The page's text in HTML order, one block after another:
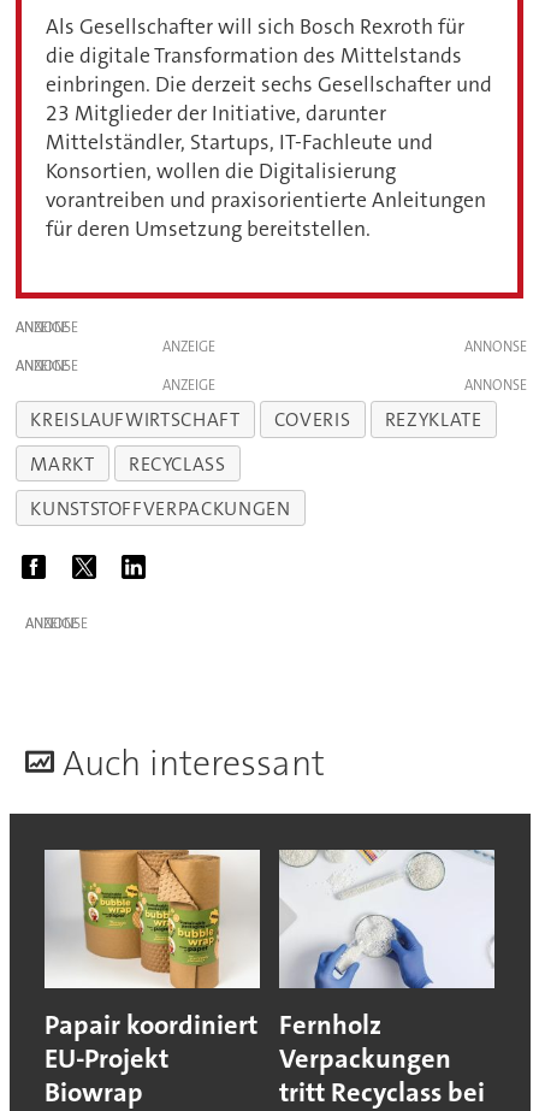
Als Gesellschafter will sich Bosch Rexroth für
die digitale Transformation des Mittelstands
einbringen. Die derzeit sechs Gesellschafter und
23 Mitglieder der Initiative, darunter
Mittelständler, Startups, IT-Fachleute und
Konsortien, wollen die Digitalisierung
vorantreiben und praxisorientierte Anleitungen
für deren Umsetzung bereitstellen.
ANZEIGE
ANZEIGE
ANZEIGE
ANZEIGE
KREISLAUFWIRTSCHAFT COVERIS
REZYKLATE
MARKT
RECYCLASS
KUNSTSTOFFVERPACKUNGEN
ANZEIGE
Auch interessant
Papair koordiniert
EU-Projekt
Biowrap
Fernholz
Verpackungen
tritt Recyclass bei